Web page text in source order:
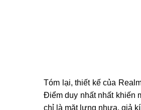
Tóm lại, thiết kế của
Điểm duy nhất nhất khiến
chỉ là mặt lưng nhựa, giả